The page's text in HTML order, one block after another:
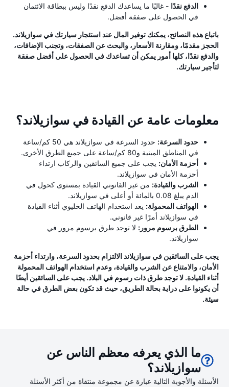
الدفع نقدًا - غالبًا ما يساعدك الدفع نقدًا وليس ببطاقة الائتمان
في الحصول على صفقة أفضل.
باتباع هذه النصائح، يمكنك توفير المال عند استئجار سيارتك في سوازيلاند.
الحجز مقدمًا، ومقارنة الأسعار، والبحث عن الصفقات، وتجنب الإضافات،
والدفع نقدًا، كلها أمور يمكن أن تساعدك في الحصول على أفضل صفقة
لتأجير سيارتك.
معلومات عامة عن القيادة في سوازيلاند؟
حدود السرعة:
حدود السرعة في سوازيلاند هي 50 كم/ساعة
في المناطق المبنية و80 كم/ساعة على جميع الطرق الأخرى.
أحزمة الأمان: يجب على جميع السائقين والركاب ارتداء
أحزمة الأمان في سوازيلاند.
الشرب والقيادة: من غير القانوني القيادة بمستوى كحول في
الدم يبلغ 0.08 بالمائة أو أعلى في سوازيلاند.
الهواتف المحمولة: يعد استخدام الهاتف الخليوي أثناء القيادة
في سوازيلاند أمرًا غير قانوني.
الطرق برسوم مرور: لا توجد طرق برسوم مرور في
سوازيلاند.
يجب على السائقين في سوازيلاند الالتزام بحدود السرعة، وارتداء أحزمة
الأمان، والامتناع عن الشرب والقيادة، وعدم استخدام الهواتف المحمولة
أثناء القيادة. لا توجد طرق ذات رسوم في البلاد. يجب على السائقين أيضًا
أن يكونوا على دراية بحالة الطريق، حيث قد تكون بعض الطرق في حالة
سيئة.
ما الذي يعرفه معظم الناس عن
سوازيلاند؟
الأسئلة والأجوبة التالية عبارة عن مجموعة منتقاة من أكثر الأسئلة